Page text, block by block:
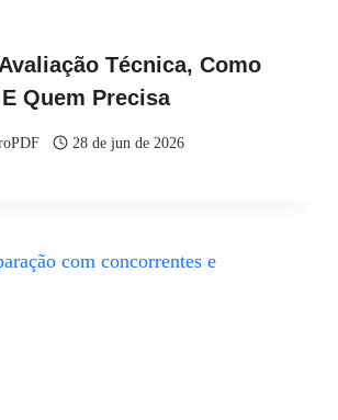
Técnica, Como
Quem Precisa
28 de jun de 2026